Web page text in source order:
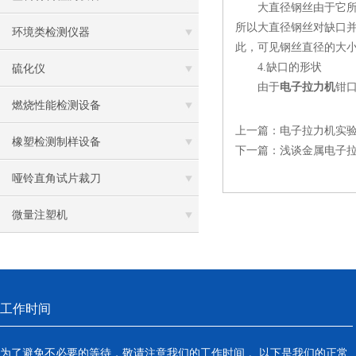
环境类检测仪器
硫化仪
燃烧性能检测设备
橡塑检测制样设备
哑铃直角试片裁刀
微量注塑机
大直径钢丝由于它所
所以大直径钢丝对缺口
此，可见钢丝直径的大
4.缺口的形状
由于电子拉力机钳
上一篇： 电子拉力机实
下一篇： 浅谈金属电子
工作时间
为了避免不必要的等待，敬请注意我们的工作时间 。以下是我们的正常